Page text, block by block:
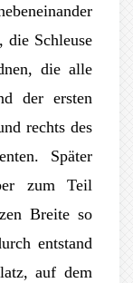
die Schleuse
die alle
der ersten
rechts des
Später
zum Teil
Breite so
entstand
auf dem